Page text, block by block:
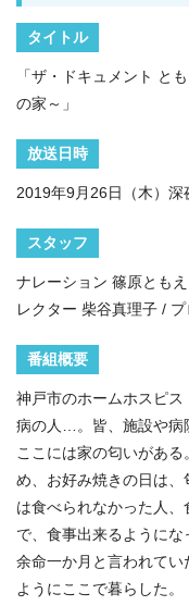
タイトル
「ザ・ドキュメント と
の家～」
放送日時
2019年9月26日（木）
スタッフ
ナレーション 篠原とも
レクター 柴谷真理子 /
番組概要
神戸市のホームホスピ
病の人…。皆、施設や病
ここには家の匂いがあ
め、お好み焼きの日は
は食べられなかった人
で、食事出来るように
余命一か月と言われて
ようにここで暮らした